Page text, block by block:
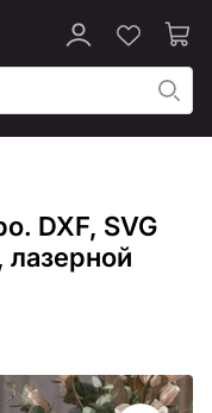
DXF, SVG